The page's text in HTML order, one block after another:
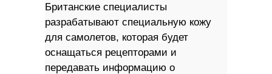
Британские специалисты
разрабатывают специальную кожу
для самолетов, которая будет
оснащаться рецепторами и
передавать информацию о